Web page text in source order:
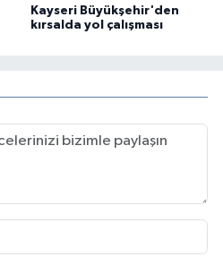
Kayseri Büyükşehir'den
kırsalda yol çalışması